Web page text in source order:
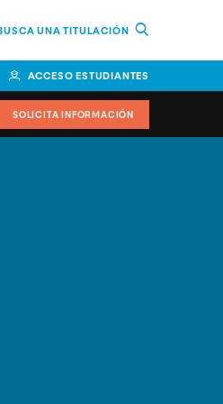
UNA TITULACIÓN
ACCESO ESTUDIANTES
SOLICITA INFORMACIÓN